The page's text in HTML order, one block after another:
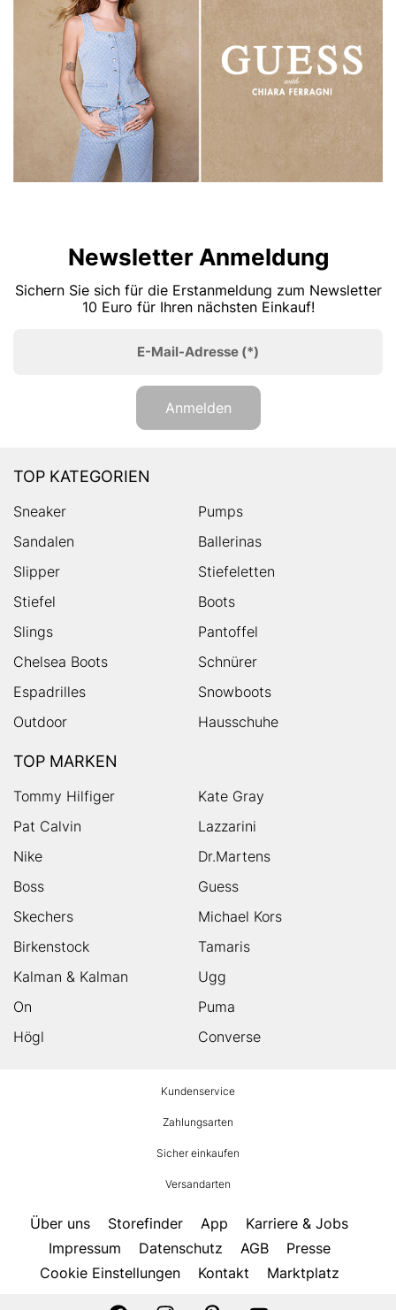
Newsletter Anmeldung
Sichern Sie sich für die Erstanmeldung zum Newsletter
10 Euro für Ihren nächsten Einkauf!
E-Mail-Adresse (*)
Anmelden
TOP KATEGORIEN
Sneaker
Pumps
Sandalen
Ballerinas
Slipper
Stiefeletten
Stiefel
Boots
Slings
Pantoffel
Chelsea Boots
Schnürer
Espadrilles
Snowboots
Outdoor
Hausschuhe
TOP MARKEN
Tommy Hilfiger
Kate Gray
Pat Calvin
Lazzarini
Nike
Dr.Martens
Boss
Guess
Skechers
Michael Kors
Birkenstock
Tamaris
Kalman & Kalman
Ugg
On
Puma
Högl
Converse
Kundenservice
Zahlungsarten
Sicher einkaufen
Versandarten
Über uns Storefinder App
Karriere & Jobs
Impressum
Datenschutz AGB
Presse
Cookie Einstellungen
Kontakt Marktplatz